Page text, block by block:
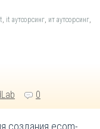
, it аутсорсинг, ит аутсорсинг,
0
создания ecom-